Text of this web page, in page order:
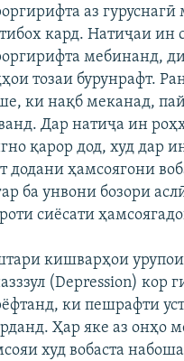
аз
кард. Натиҷаи ин
мебинанд,
тозаи бурунрафт.
ки нақб меканад,
Дар натиҷа ин
қарор дод, худ дар
додани ҳамсоягони
ба унвони бозори
сиёсати
кишварҳои урупои
(Depression) кор
ки пешрафти
Ҳар яке аз онҳо
худ вобаста